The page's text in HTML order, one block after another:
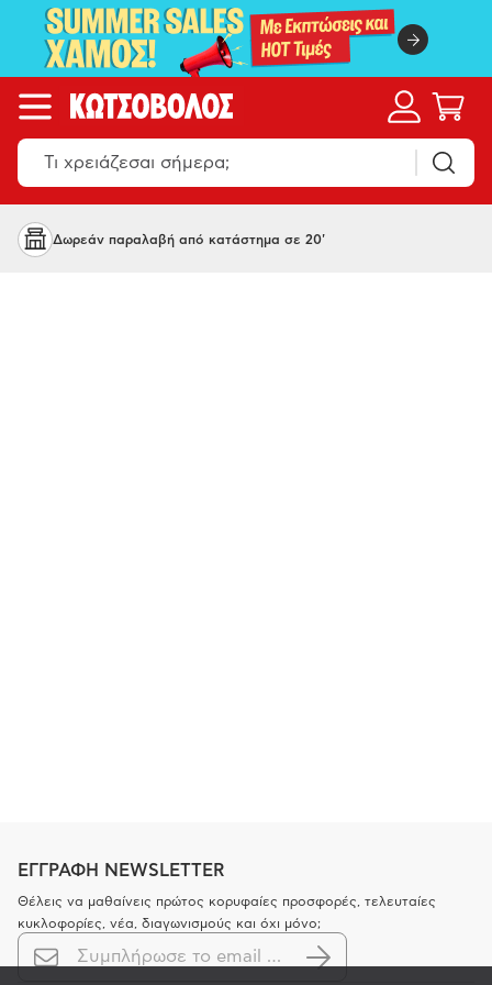
Δωρεάν παραλαβή από κατάστημα σε 20'
ΕΓΓΡΑΦΗ NEWSLETTER
Θέλεις να μαθαίνεις πρώτος κορυφαίες προσφορές, τελευταίες
κυκλοφορίες, νέα, διαγωνισμούς και όχι μόνο;